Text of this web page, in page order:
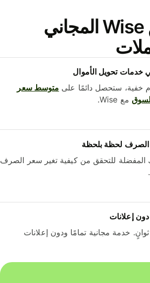
نزّل تطبيق Wise المجاني
تحويل الأموال
ستحصل دائمًا علىمتوسط ​​سعر
مع Wise.
لحظة بلحظة
للتحقق من كيفية تغير سعر الصرف
إعلانات
خدمة مجانية تمامًا ودون إعلانات